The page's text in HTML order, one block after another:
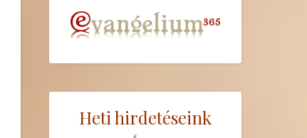
Heti hirdetéseink